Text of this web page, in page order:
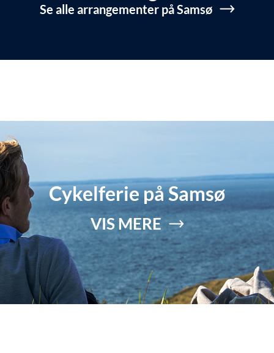
Se alle arrangementer på Samsø
Cykelferie på Samsø
VIS MERE